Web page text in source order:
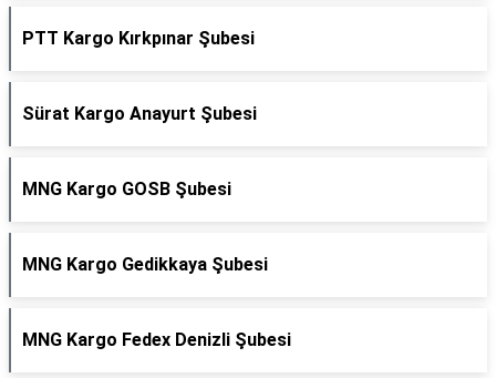
PTT Kargo Kırkpınar Şubesi
Sürat Kargo Anayurt Şubesi
MNG Kargo GOSB Şubesi
MNG Kargo Gedikkaya Şubesi
MNG Kargo Fedex Denizli Şubesi